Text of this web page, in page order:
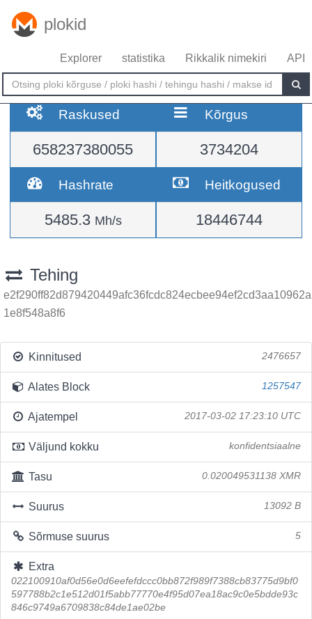
plokid
Explorer statistika Rikkalik nimekiri API
Raskused
658237380055
Kõrgus
3734204
Hashrate
5485.3 Mh/s
Heitkogused
18446744
Tehing
e2f290ff82d879420449afc36fcdc824ecbee94ef2cd3aa10962a
1e8f548a8f6
Kinnitused 2476657
Alates Block 1257547
Ajatempel 2017-03-02 17:23:10 UTC
Väljund kokku konfidentsiaalne
Tasu 0.020049531138 XMR
Suurus 13092 B
Sõrmuse suurus 5
Extra
022100910af0d56e0d6eefefdccc0bb872f989f7388cb83775d9bf0
597788b2c1e512d01f5abb77770e4f95d07ea18ac9c0e5bdde93c
846c9749a6709838c84de1ae02be